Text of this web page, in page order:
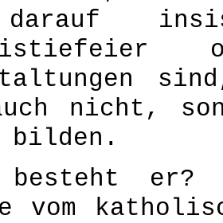
nicht,
bilden.
besteht
vom